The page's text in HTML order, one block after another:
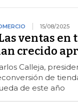
15/08/2025
ventas
crecido
Calleja,
de
de este año